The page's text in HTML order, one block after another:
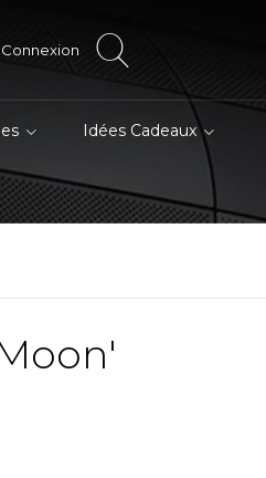
Connexion
Idées Cadeaux